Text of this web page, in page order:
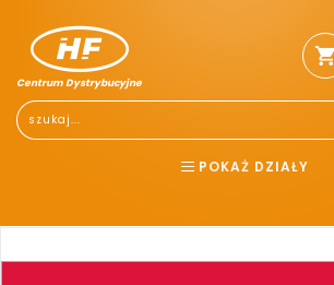
Centrum Dystrybucyjne
POKAŻ DZIAŁY
NARZĘDZIA